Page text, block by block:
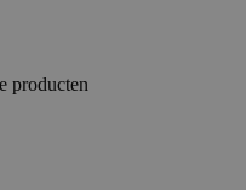
producten